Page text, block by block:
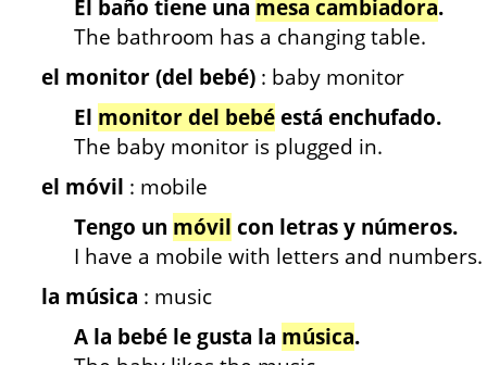
El baño tiene una mesa cambiadora.
The bathroom has a changing table.
el monitor (del bebé) : baby monitor
El monitor del bebéestá enchufado.
The baby monitor is plugged in.
el móvil : mobile
Tengo un móvil con letras y números.
I have a mobile with letters and numbers.
la música : music
A la bebé le gusta la música.